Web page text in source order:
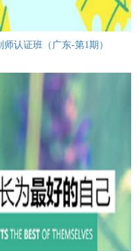
认证班（广东-第1期）